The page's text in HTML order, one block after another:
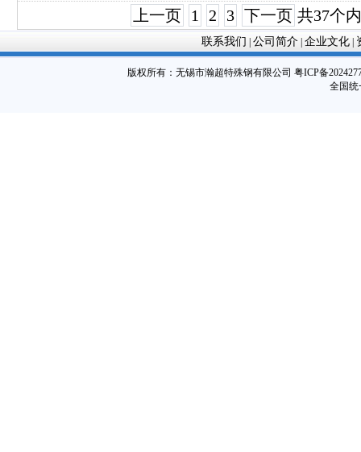
上一页 1 2 3 下一页 共37个
联系我们 公司简介| 企业文化|
版权所有： 无锡市瀚超特殊钢有限公司 粤ICP备
全国